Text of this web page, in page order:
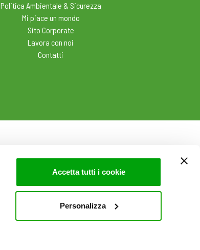
Accetta tutti i cookie
Personalizza
Politica Ambientale & Sicurezza
Mi piace un mondo
Sito Corporate
Lavora con noi
Contatti